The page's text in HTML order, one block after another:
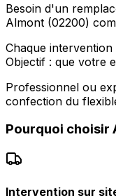
Besoin d'un
Almont (02200)
Chaque
Objectif : que votre
Professionnel ou
confection du
Pourquoi choisir
Intervention sur